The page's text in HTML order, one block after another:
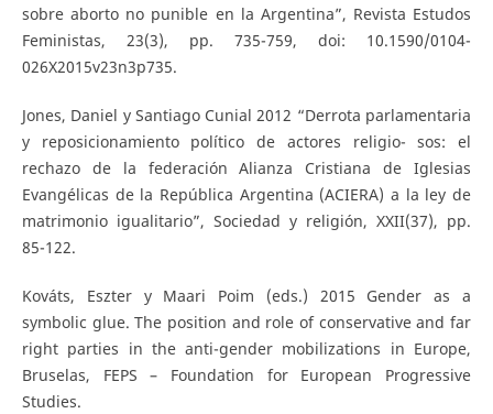
sobre aborto no punible en la Argentina”, Revista Estudos
Feministas, 23(3), pp. 735-759, doi: 10.1590/0104-
026X2015v23n3p735.
Jones, Daniel y Santiago Cunial 2012 “Derrota parlamentaria
y reposicionamiento político de actores religio- sos: el
rechazo de la federación Alianza Cristiana de Iglesias
Evangélicas de la República Argentina (ACIERA) a la ley de
matrimonio igualitario”, Sociedad y religión, XXII(37), pp.
85-122.
Kováts, Eszter y Maari Poim (eds.) 2015 Gender as a
symbolic glue. The position and role of conservative and far
right parties in the anti-gender mobilizations in Europe,
Bruselas, FEPS – Foundation for European Progressive
Studies.